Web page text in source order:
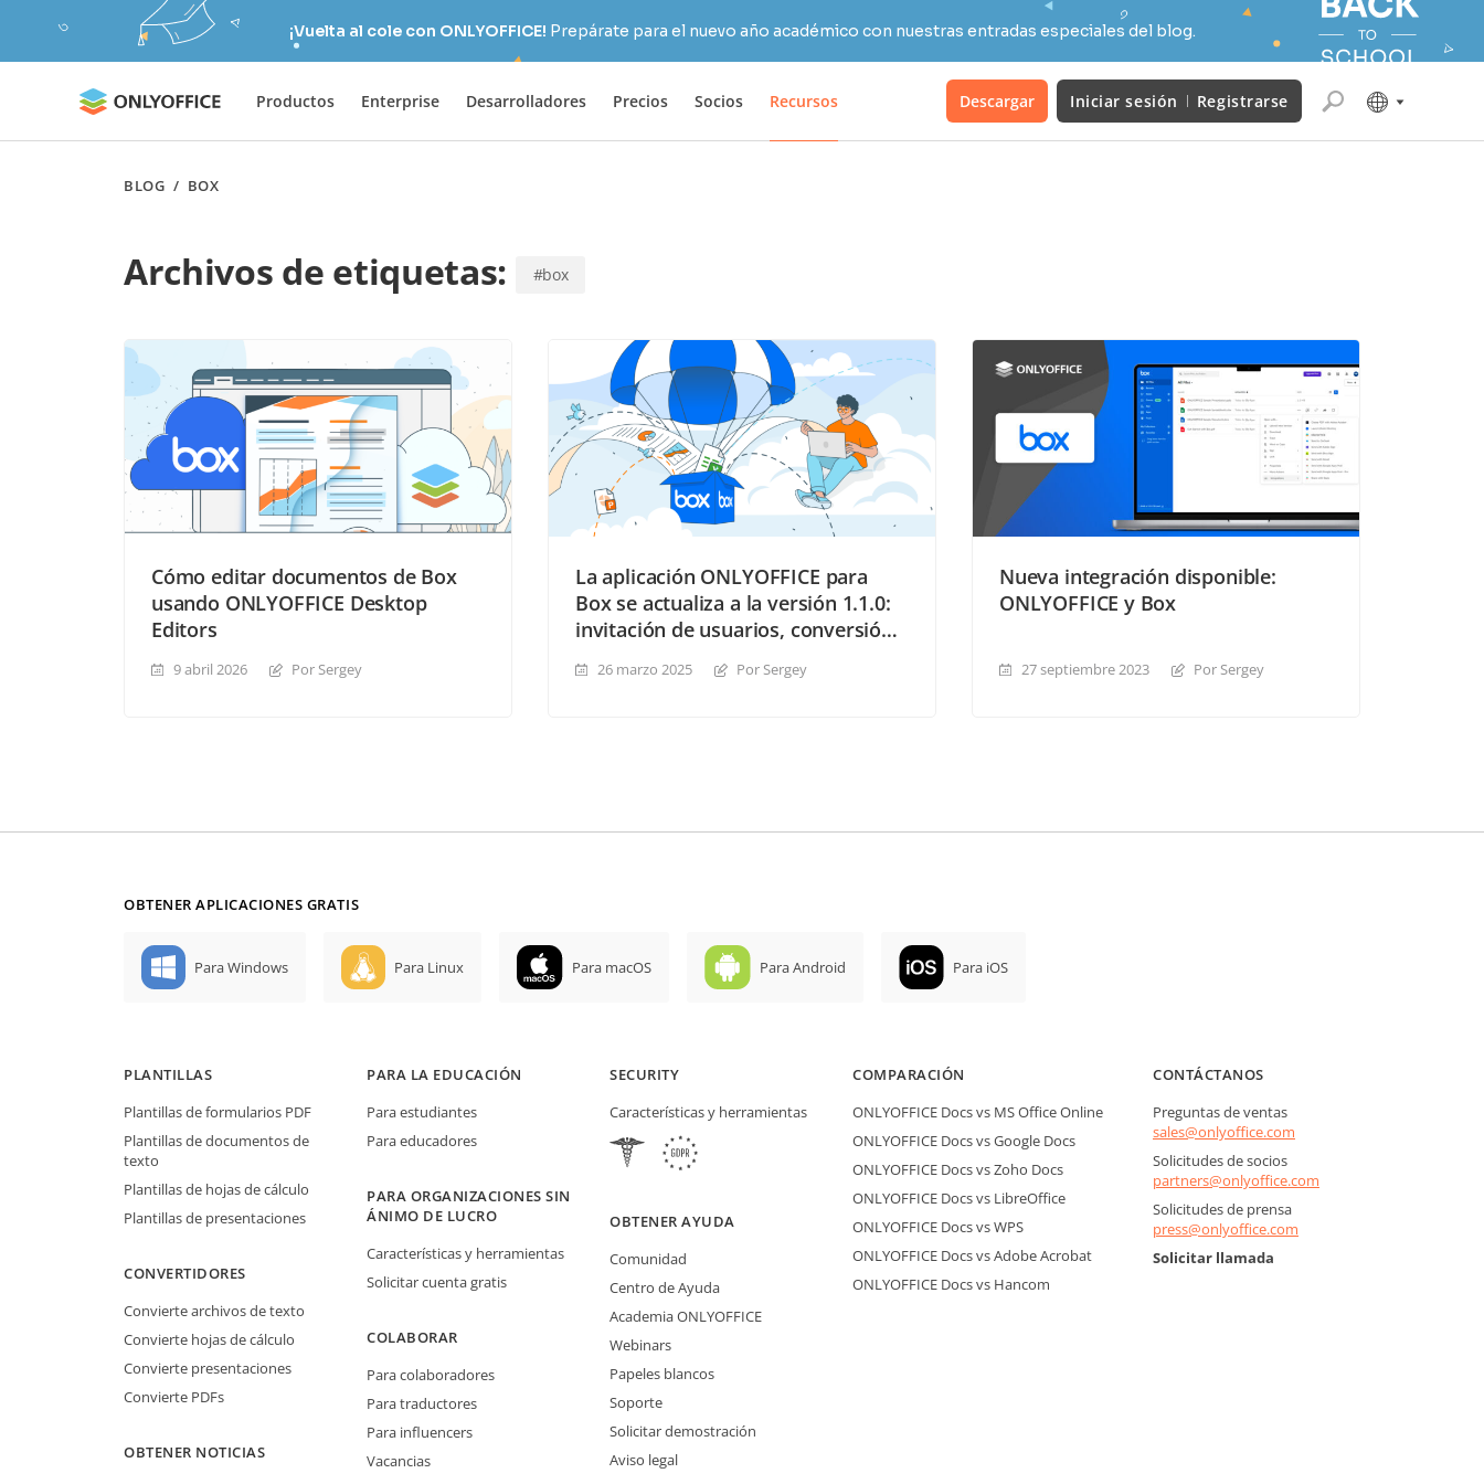
¡Vuelta al cole con ONLYOFFICE! Prepárate para el nuevo año académico con nuestras entradas especiales del blog.
Productos Enterprise Desarrolladores Precios Socios Recursos Descargar Iniciar sesión Registrarse
BLOG / BOX
Archivos de etiquetas: #box
Cómo editar documentos de Box
usando ONLYOFFICE Desktop
Editors
9 abril 2026 Por Sergey
La aplicación ONLYOFFICE para
Box se actualiza a la versión 1.1.0:
invitación de usuarios, conversión
contraseña y más
26 marzo 2025 Por Sergey
Nueva integración disponible:
ONLYOFFICE y Box
27 septiembre 2023 Por Sergey
OBTENER APLICACIONES GRATIS
Para Windows Para Linux Para macOS Para Android Para iOS
PLANTILLAS
Plantillas de formularios PDF
Plantillas de documentos de
texto
Plantillas de hojas de cálculo
Plantillas de presentaciones
CONVERTIDORES
Convierte archivos de texto
Convierte hojas de cálculo
Convierte presentaciones
Convierte PDFs
OBTENER NOTICIAS
PARA LA EDUCACIÓN
Para estudiantes
Para educadores
PARA ORGANIZACIONES SIN
ÁNIMO DE LUCRO
Características y herramientas
Solicitar cuenta gratis
COLABORAR
Para colaboradores
Para traductores
Para influencers
Vacancias
SECURITY
Características y herramientas
OBTENER AYUDA
Comunidad
Centro de Ayuda
Academia ONLYOFFICE
Webinars
Papeles blancos
Soporte
Solicitar demostración
Aviso legal
COMPARACIÓN
ONLYOFFICE Docs vs MS Office Online
ONLYOFFICE Docs vs Google Docs
ONLYOFFICE Docs vs Zoho Docs
ONLYOFFICE Docs vs LibreOffice
ONLYOFFICE Docs vs WPS
ONLYOFFICE Docs vs Adobe Acrobat
ONLYOFFICE Docs vs Hancom
CONTÁCTANOS
Preguntas de ventas
sales@onlyoffice.com
Solicitudes de socios
partners@onlyoffice.com
Solicitudes de prensa
press@onlyoffice.com
Solicitar llamada